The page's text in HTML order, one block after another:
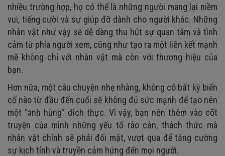
nhiều trường hợp, họ có thể là những người mang lại niềm
vui, tiếng cười và sự giúp đỡ dành cho người khác. Những
nhân vật như vậy sẽ dễ dàng thu hút sự quan tâm và tình
cảm từ phía người xem, cũng như tạo ra một liên kết mạnh
mẽ không chỉ với nhân vật mà còn với thương hiệu của
bạn.
Hơn nữa, một câu chuyện nhẹ nhàng, không có bất kỳ biến
cố nào từ đầu đến cuối sẽ không đủ sức mạnh để tạo nên
một “anh hùng” đích thực. Vì vậy, bạn nên thêm vào cốt
truyện của mình những yếu tố rào cản, thách thức mà
nhân vật chính sẽ phải đối mặt, vượt qua để tăng cường
sự kịch tính và truyền cảm hứng đến mọi người.